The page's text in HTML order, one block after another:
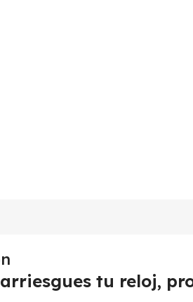
tu reloj,